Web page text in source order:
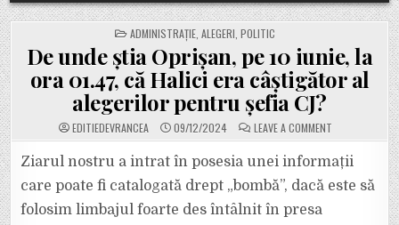
POSTED
IN
ADMINISTRAȚIE ALEGERI POLITIC
De unde știa Oprișan, pe 10 iunie, la
ora 01.47, că Halici era câștigător al
alegerilor pentru șefia CJ?
EDITIEDEVRANCEA 09/12/2024 LEAVE A COMMENTON
DE
ȘTIA
OPRIȘAN,
PE
10
Ziarul nostru a intrat în posesia unei informații
care poate fi catalogată drept „bombă”, dacă este să
folosim limbajul foarte des întâlnit în presa